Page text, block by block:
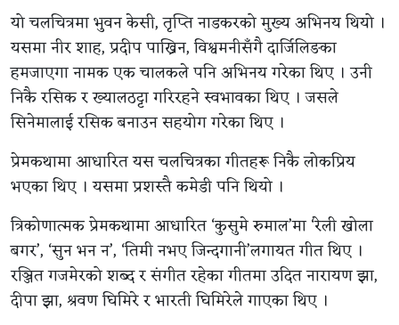
यो चलचित्रमा भुवन केसी, तृप्ति नाडकरको मुख्य अभिनय थियो ।
यसमा नीर शाह, प्रदीप पाख्रिन, विश्वमनीसँगै दार्जिलिङका
हमजाएगा नामक एक चालकले पनि अभिनय गरेका थिए । उनी
निकै रसिक र ख्यालठट्टा गरिरहने स्वभावका थिए । जसले
सिनेमालाई रसिक बनाउन सहयोग गरेका थिए ।
प्रेमकथामा आधारित यस चलचित्रका गीतहरू निकै लोकप्रिय
भएका थिए । यसमा प्रशस्तै कमेडी पनि थियो ।
त्रिकोणात्मक प्रेमकथामा आधारित ‘कुसुमे रुमाल’मा ‘रेली खोला
बगर’, ‘सुन भन न’, ‘तिमी नभए जिन्दगानी’लगायत गीत थिए ।
रञ्जित गजमेरको शब्द र संगीत रहेका गीतमा उदित नारायण झा,
दीपा झा, श्रवण घिमिरे र भारती घिमिरेले गाएका थिए ।